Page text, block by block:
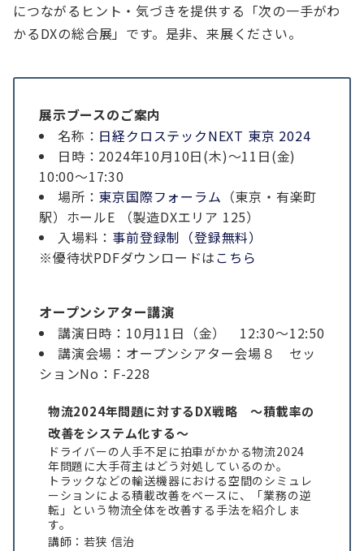
につながるヒント・気づきを提供する「次の一手がわ
かるDXの総合展」です。是非、来展ください。
展示ブースのご案内
名称： 日経クロステックNEXT 東京 2024
日時：2024年10月10日(木)～11日(金)
10:00～17:30
場所： 東京国際フォーラム （東京・有楽町
駅）ホールE （製造DXエリア 125）
入場料： 事前登録制（登録無料）
※優待状PDFダウンロードはこちら
オープンシアター講演
講演日時：10月11日（金） 12:30～12:50
講演会場：オープンシアター会場８ セッ
ションNo：F-228
物流2024年問題に対するDX戦略 ～積載率の
改善をシステム化する～
ドライバーの人手不足に拍車がかかる物流2024
年問題に大手荷主はどう対処しているのか。
トラックなどの輸送機器における空間のシミュレ
ーションによる積載改善をベースに、「業務の逆
転」という物流全体を改善する手法を紹介しま
す。
講師：若狭 信治